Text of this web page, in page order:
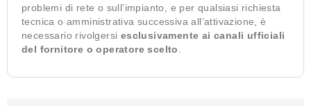
problemi di rete o sull’impianto, e per qualsiasi richiesta
tecnica o amministrativa successiva all’attivazione, è
necessario rivolgersi esclusivamente ai canali ufficiali
del fornitore o operatore scelto